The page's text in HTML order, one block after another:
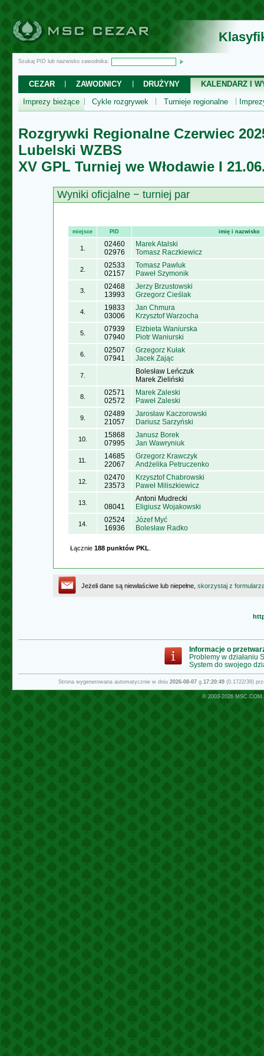
Szukaj PID lub nazwisko zawodnika:
CEZAR ZAWODNICY DRUŻYNY
KALENDARZ I
Imprezy bieżące
Cykle rozgrywek Turnieje regionalne
Rozgrywki Regionalne Czerwiec
Lubelski WZBS
XV GPL Turniej we Włodawie I
Wyniki oficjalne − turniej par
miejsce PID imię i nazwisko
1.
02460
02976
Marek Atalski
Tomasz Raczkiewicz
2.
02533
02157
Tomasz Pawluk
Paweł Szymonik
3.
02468
13993
Jerzy Brzustowski
Grzegorz Cieślak
4.
19833
03006
Jan Chmura
Krzysztof Warzocha
5.
07939
07940
Elżbieta Waniurska
Piotr Waniurski
6.
02507
07941
Grzegorz Kułak
Jacek Zając
7.
Bolesław Leńczuk
Marek Zieliński
8.
02571
02572
Marek Zaleski
Paweł Zaleski
9.
02489
21057
Jarosław Kaczorowski
Dariusz Sarzyński
10.
15868
07995
Janusz Borek
Jan Wawryniuk
11.
14685
22067
Grzegorz Krawczyk
Andżelika Petruczenko
12.
02470
23573
Krzysztof Chabrowski
Paweł Miliszkiewicz
13. 08041
Antoni Mudrecki
Eligiusz Wojakowski
14.
02524
16936
Józef Myć
Bolesław Radko
Łącznie 188 punktów PKL
Jeżeli dane są niewłaściwe lub niepełne, skorzystaj z
Informacje o
Problemy w działaniu
System do swojego
Strona wygenerowana automatycznie w dniu 2026-08-07 g.17:20:49 (0.1722/38)
© 2003-2026